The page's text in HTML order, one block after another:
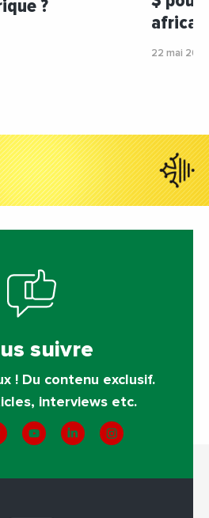
?
22 mai
suivre
! Du contenu exclusif.
interviews etc.